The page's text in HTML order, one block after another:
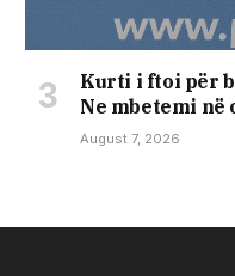
​Kurti i ftoi për
Ne mbetemi në
August 7, 2026